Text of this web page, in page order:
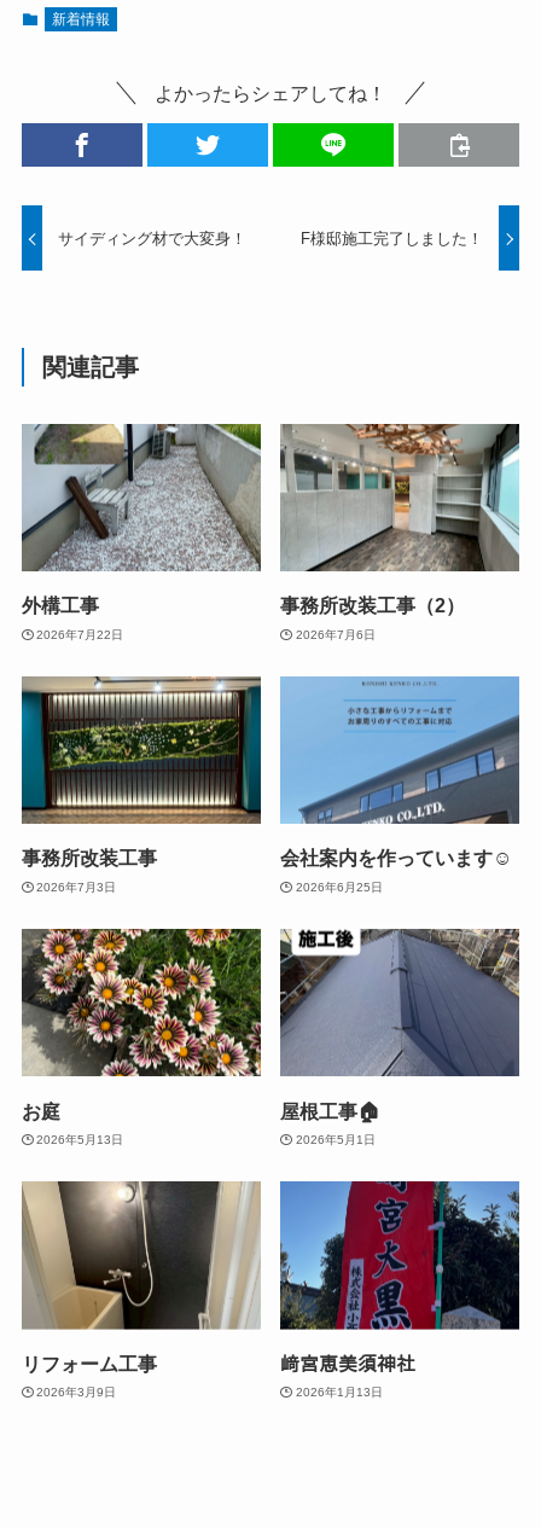
新着情報
よかったらシェアしてね！
サイディング材で大変身！ F様邸施工完了しました！
関連記事
外構工事
2026年7月22日
事務所改装工事（2）
2026年7月6日
事務所改装工事
2026年7月3日
会社案内を作っています☺
2026年6月25日
お庭
2026年5月13日
屋根工事🏠
2026年5月1日
リフォーム工事
2026年3月9日
﨑宮恵美須神社
2026年1月13日